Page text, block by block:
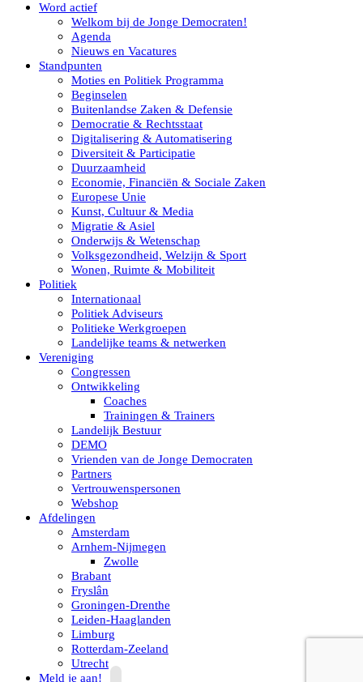
Word actief
Welkom bij de Jonge Democraten!
Agenda
Nieuws en Vacatures
Standpunten
Moties en Politiek Programma
Beginselen
Buitenlandse Zaken & Defensie
Democratie & Rechtsstaat
Digitalisering & Automatisering
Diversiteit & Participatie
Duurzaamheid
Economie, Financiën & Sociale Zaken
Europese Unie
Kunst, Cultuur & Media
Migratie & Asiel
Onderwijs & Wetenschap
Volksgezondheid, Welzijn & Sport
Wonen, Ruimte & Mobiliteit
Politiek
Internationaal
Politiek Adviseurs
Politieke Werkgroepen
Landelijke teams & netwerken
Vereniging
Congressen
Ontwikkeling
Coaches
Trainingen & Trainers
Landelijk Bestuur
DEMO
Vrienden van de Jonge Democraten
Partners
Vertrouwenspersonen
Webshop
Afdelingen
Amsterdam
Arnhem-Nijmegen
Zwolle
Brabant
Fryslân
Groningen-Drenthe
Leiden-Haaglanden
Limburg
Rotterdam-Zeeland
Utrecht
Meld je aan!